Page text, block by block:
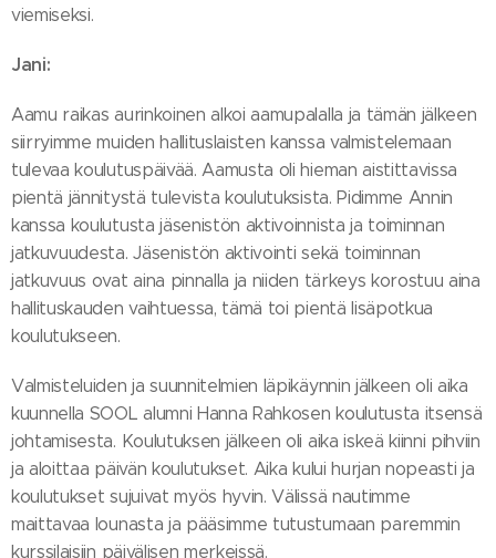
viemiseksi.
Jani:
Aamu raikas aurinkoinen alkoi aamupalalla ja tämän jälkeen
siirryimme muiden hallituslaisten kanssa valmistelemaan
tulevaa koulutuspäivää. Aamusta oli hieman aistittavissa
pientä jännitystä tulevista koulutuksista. Pidimme Annin
kanssa koulutusta jäsenistön aktivoinnista ja toiminnan
jatkuvuudesta. Jäsenistön aktivointi sekä toiminnan
jatkuvuus ovat aina pinnalla ja niiden tärkeys korostuu aina
hallituskauden vaihtuessa, tämä toi pientä lisäpotkua
koulutukseen.
Valmisteluiden ja suunnitelmien läpikäynnin jälkeen oli aika
kuunnella SOOL alumni Hanna Rahkosen koulutusta itsensä
johtamisesta. Koulutuksen jälkeen oli aika iskeä kiinni pihviin
ja aloittaa päivän koulutukset. Aika kului hurjan nopeasti ja
koulutukset sujuivat myös hyvin. Välissä nautimme
maittavaa lounasta ja pääsimme tutustumaan paremmin
kurssilaisiin päivälisen merkeissä.